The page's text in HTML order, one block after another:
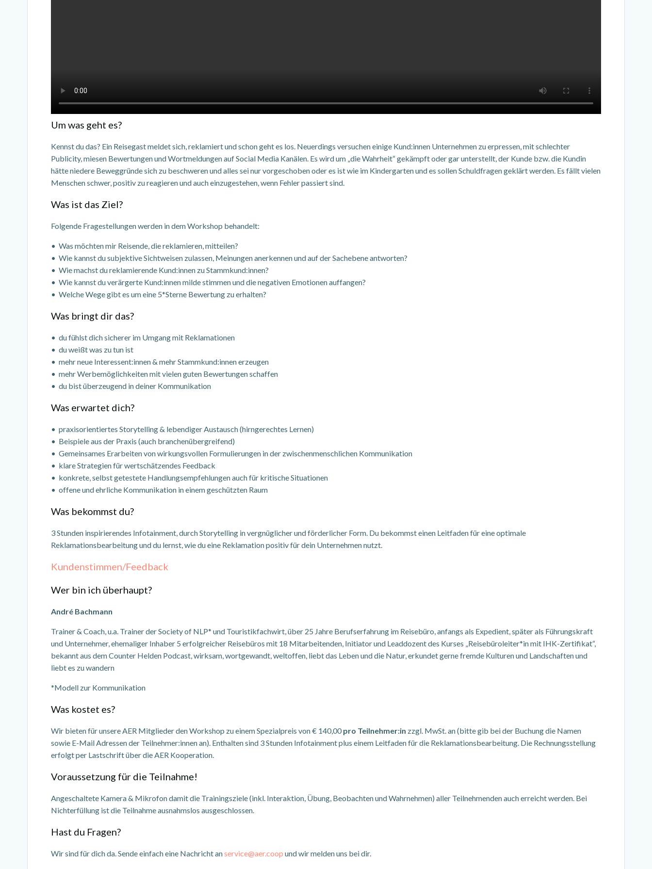
Um was geht es?
Kennst du das? Ein Reisegast meldet sich, reklamiert und schon geht es los. Neuerdings versuchen einige Kund:innen Unternehmen zu erpressen, mit schlechter
Publicity, miesen Bewertungen und Wortmeldungen auf Social Media Kanälen. Es wird um „die Wahrheit“ gekämpft oder gar unterstellt, der Kunde bzw. die Kundin
hätte niedere Beweggründe sich zu beschweren und alles sei nur vorgeschoben oder es ist wie im Kindergarten und es sollen Schuldfragen geklärt werden. Es fällt vielen
Menschen schwer, positiv zu reagieren und auch einzugestehen, wenn Fehler passiert sind.
Was ist das Ziel?
Folgende Fragestellungen werden in dem Workshop behandelt:
• Was möchten mir Reisende, die reklamieren, mitteilen?
• Wie kannst du subjektive Sichtweisen zulassen, Meinungen anerkennen und auf der Sachebene antworten?
• Wie machst du reklamierende Kund:innen zu Stammkund:innen?
• Wie kannst du verärgerte Kund:innen milde stimmen und die negativen Emotionen auffangen?
• Welche Wege gibt es um eine 5*Sterne Bewertung zu erhalten?
Was bringt dir das?
• du fühlst dich sicherer im Umgang mit Reklamationen
• du weißt was zu tun ist
• mehr neue Interessent:innen & mehr Stammkund:innen erzeugen
• mehr Werbemöglichkeiten mit vielen guten Bewertungen schaffen
• du bist überzeugend in deiner Kommunikation
Was erwartet dich?
• praxisorientiertes Storytelling & lebendiger Austausch (hirngerechtes Lernen)
• Beispiele aus der Praxis (auch branchenübergreifend)
• Gemeinsames Erarbeiten von wirkungsvollen Formulierungen in der zwischenmenschlichen Kommunikation
• klare Strategien für wertschätzendes Feedback
• konkrete, selbst getestete Handlungsempfehlungen auch für kritische Situationen
• offene und ehrliche Kommunikation in einem geschützten Raum
Was bekommst du?
3 Stunden inspirierendes Infotainment, durch Storytelling in vergnüglicher und förderlicher Form. Du bekommst einen Leitfaden für eine optimale
Reklamationsbearbeitung und du lernst, wie du eine Reklamation positiv für dein Unternehmen nutzt.
Kundenstimmen/Feedback
Wer bin ich überhaupt?
André Bachmann
Trainer & Coach, u.a. Trainer der Society of NLP* und Touristikfachwirt, über 25 Jahre Berufserfahrung im Reisebüro, anfangs als Expedient, später als Führungskraft
und Unternehmer, ehemaliger Inhaber 5 erfolgreicher Reisebüros mit 18 Mitarbeitenden, Initiator und Leaddozent des Kurses „Reisebüroleiter*in mit IHK-Zertifikat“,
bekannt aus dem Counter Helden Podcast, wirksam, wortgewandt, weltoffen, liebt das Leben und die Natur, erkundet gerne fremde Kulturen und Landschaften und
liebt es zu wandern
*Modell zur Kommunikation
Was kostet es?
Wir bieten für unsere AER Mitglieder den Workshop zu einem Spezialpreis von € 140,00pro Teilnehmer:in zzgl. MwSt. an (bitte gib bei der Buchung die Namen
sowie E-Mail Adressen der Teilnehmer:innen an). Enthalten sind 3 Stunden Infotainment plus einem Leitfaden für die Reklamationsbearbeitung. Die Rechnungsstellung
erfolgt per Lastschrift über die AER Kooperation.
Voraussetzung für die Teilnahme!
Angeschaltete Kamera & Mikrofon damit die Trainingsziele (inkl. Interaktion, Übung, Beobachten und Wahrnehmen) aller Teilnehmenden auch erreicht werden. Bei
Nichterfüllung ist die Teilnahme ausnahmslos ausgeschlossen.
Hast du Fragen?
Wir sind für dich da. Sende einfach eine Nachricht anservice@aer.coop und wir melden uns bei dir.